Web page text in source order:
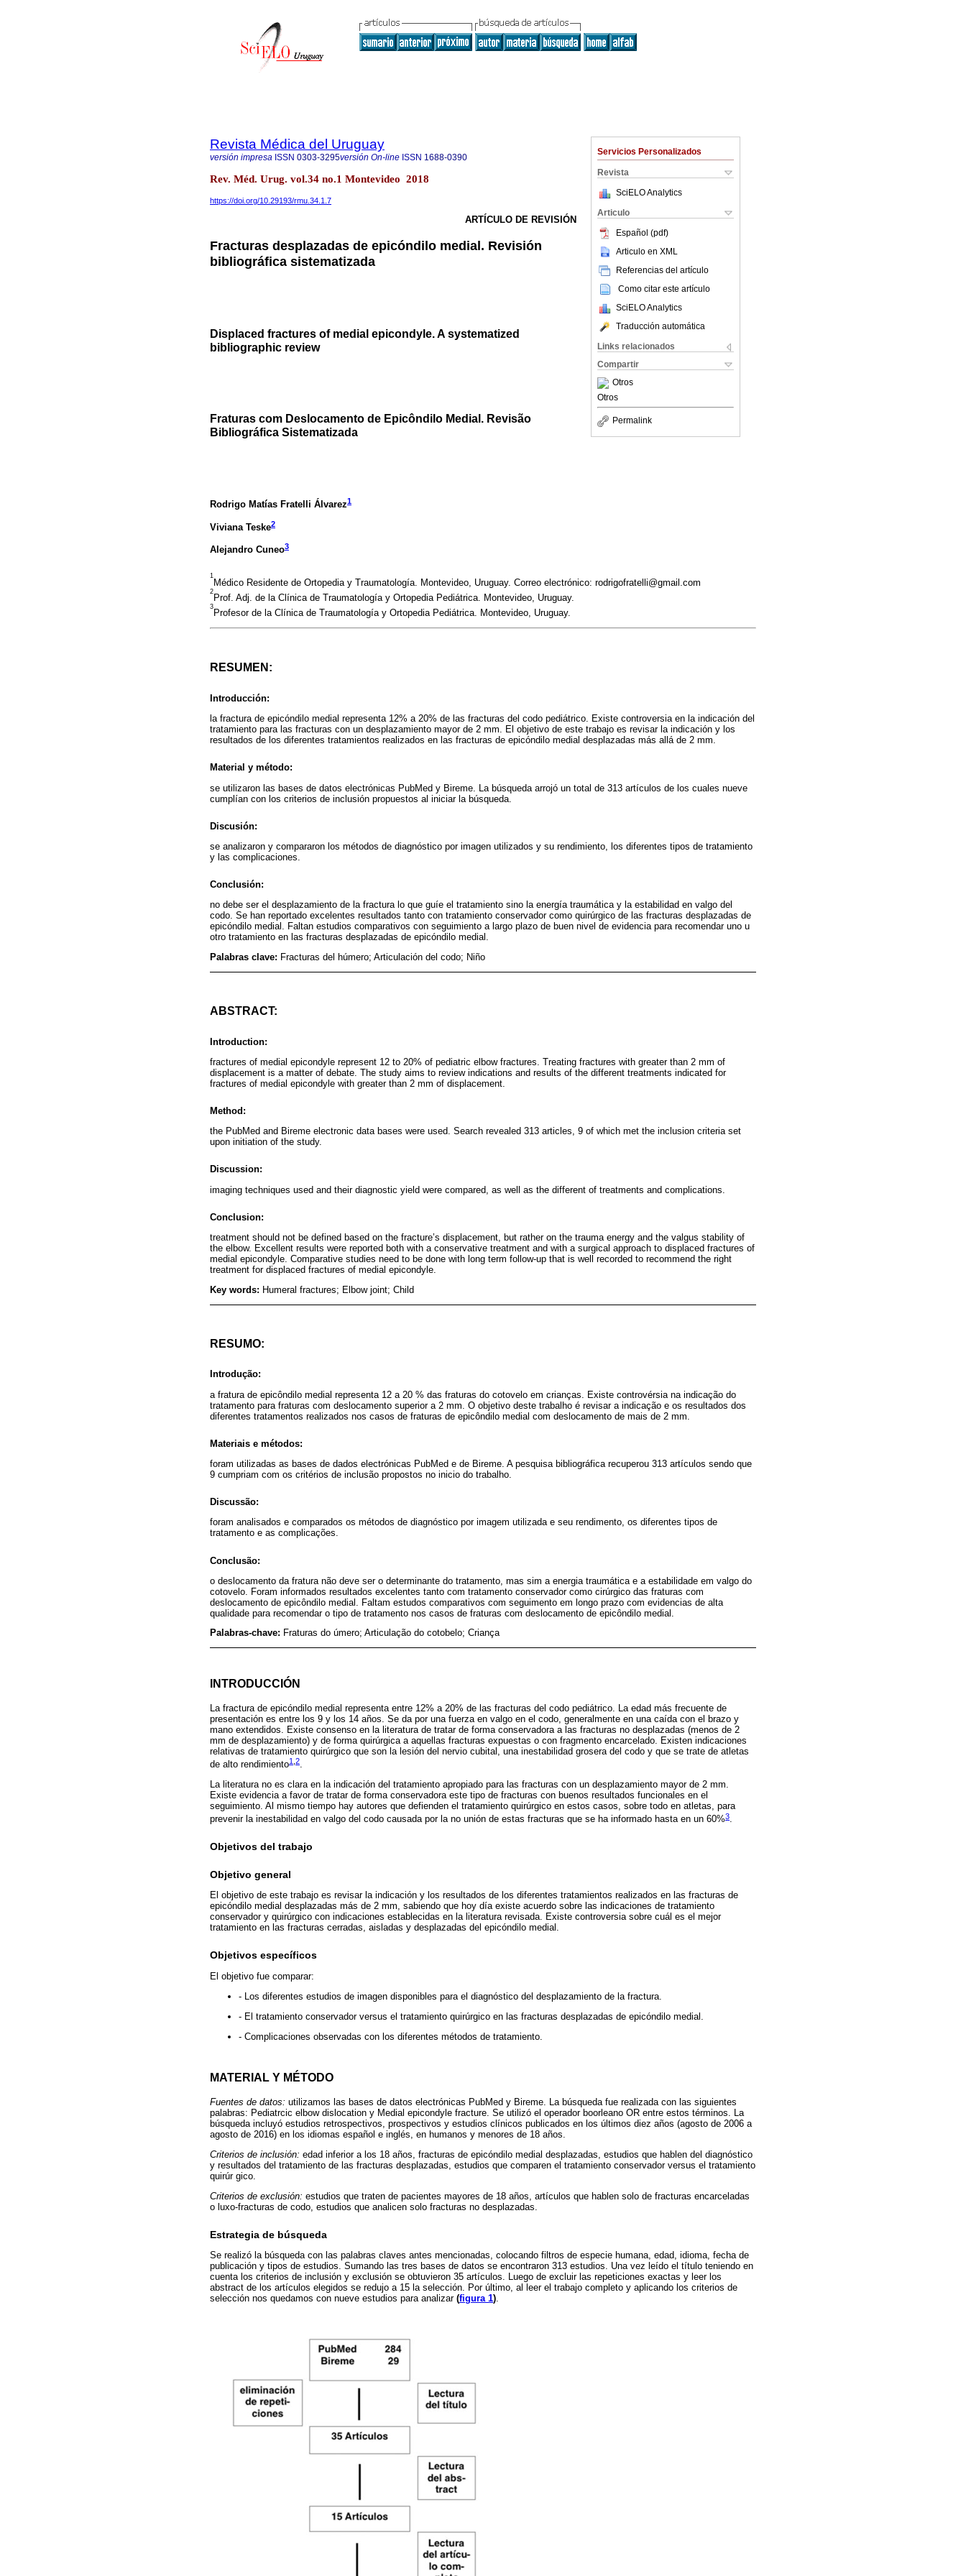
Servicios Personalizados
Revista
SciELO Analytics
Articulo
Español (pdf)
Articulo en XML
Referencias del artículo
Como citar este artículo
SciELO Analytics
Traducción automática
Links relacionados
Compartir
Otros
Otros
Permalink
Revista Médica del Uruguay
versión impresa ISSN 0303-3295versión On-line ISSN 1688-0390
Rev. Méd. Urug. vol.34 no.1 Montevideo 2018
https://doi.org/10.29193/rmu.34.1.7
ARTÍCULO DE REVISIÓN
Fracturas desplazadas de epicóndilo medial. Revisión
bibliográfica sistematizada
Displaced fractures of medial epicondyle. A systematized
bibliographic review
Fraturas com Deslocamento de Epicôndilo Medial. Revisão
Bibliográfica Sistematizada
Rodrigo Matías Fratelli Álvarez1
Viviana Teske2
Alejandro Cuneo3
1
Médico Residente de Ortopedia y Traumatología. Montevideo, Uruguay. Correo electrónico: rodrigofratelli@gmail.com
2
Prof. Adj. de la Clínica de Traumatología y Ortopedia Pediátrica. Montevideo, Uruguay.
3
Profesor de la Clínica de Traumatología y Ortopedia Pediátrica. Montevideo, Uruguay.
RESUMEN:
Introducción:
la fractura de epicóndilo medial representa 12% a 20% de las fracturas del codo pediátrico. Existe controversia en la indicación del
tratamiento para las fracturas con un desplazamiento mayor de 2 mm. El objetivo de este trabajo es revisar la indicación y los
resultados de los diferentes tratamientos realizados en las fracturas de epicóndilo medial desplazadas más allá de 2 mm.
Material y método:
se utilizaron las bases de datos electrónicas PubMed y Bireme. La búsqueda arrojó un total de 313 artículos de los cuales nueve
cumplían con los criterios de inclusión propuestos al iniciar la búsqueda.
Discusión:
se analizaron y compararon los métodos de diagnóstico por imagen utilizados y su rendimiento, los diferentes tipos de tratamiento
y las complicaciones.
Conclusión:
no debe ser el desplazamiento de la fractura lo que guíe el tratamiento sino la energía traumática y la estabilidad en valgo del
codo. Se han reportado excelentes resultados tanto con tratamiento conservador como quirúrgico de las fracturas desplazadas de
epicóndilo medial. Faltan estudios comparativos con seguimiento a largo plazo de buen nivel de evidencia para recomendar uno u
otro tratamiento en las fracturas desplazadas de epicóndilo medial.
Palabras clave: Fracturas del húmero; Articulación del codo; Niño
ABSTRACT:
Introduction:
fractures of medial epicondyle represent 12 to 20% of pediatric elbow fractures. Treating fractures with greater than 2 mm of
displacement is a matter of debate. The study aims to review indications and results of the different treatments indicated for
fractures of medial epicondyle with greater than 2 mm of displacement.
Method:
the PubMed and Bireme electronic data bases were used. Search revealed 313 articles, 9 of which met the inclusion criteria set
upon initiation of the study.
Discussion:
imaging techniques used and their diagnostic yield were compared, as well as the different of treatments and complications.
Conclusion:
treatment should not be defined based on the fracture’s displacement, but rather on the trauma energy and the valgus stability of
the elbow. Excellent results were reported both with a conservative treatment and with a surgical approach to displaced fractures of
medial epicondyle. Comparative studies need to be done with long term follow-up that is well recorded to recommend the right
treatment for displaced fractures of medial epicondyle.
Key words: Humeral fractures; Elbow joint; Child
RESUMO:
Introdução:
a fratura de epicôndilo medial representa 12 a 20 % das fraturas do cotovelo em crianças. Existe controvérsia na indicação do
tratamento para fraturas com deslocamento superior a 2 mm. O objetivo deste trabalho é revisar a indicação e os resultados dos
diferentes tratamentos realizados nos casos de fraturas de epicôndilo medial com deslocamento de mais de 2 mm.
Materiais e métodos:
foram utilizadas as bases de dados electrónicas PubMed e de Bireme. A pesquisa bibliográfica recuperou 313 artículos sendo que
9 cumpriam com os critérios de inclusão propostos no inicio do trabalho.
Discussão:
foram analisados e comparados os métodos de diagnóstico por imagem utilizada e seu rendimento, os diferentes tipos de
tratamento e as complicações.
Conclusão:
o deslocamento da fratura não deve ser o determinante do tratamento, mas sim a energia traumática e a estabilidade em valgo do
cotovelo. Foram informados resultados excelentes tanto com tratamento conservador como cirúrgico das fraturas com
deslocamento de epicôndilo medial. Faltam estudos comparativos com seguimento em longo prazo com evidencias de alta
qualidade para recomendar o tipo de tratamento nos casos de fraturas com deslocamento de epicôndilo medial.
Palabras-chave: Fraturas do úmero; Articulação do cotobelo; Criança
INTRODUCCIÓN
La fractura de epicóndilo medial representa entre 12% a 20% de las fracturas del codo pediátrico. La edad más frecuente de
presentación es entre los 9 y los 14 años. Se da por una fuerza en valgo en el codo, generalmente en una caída con el brazo y
mano extendidos. Existe consenso en la literatura de tratar de forma conservadora a las fracturas no desplazadas (menos de 2
mm de desplazamiento) y de forma quirúrgica a aquellas fracturas expuestas o con fragmento encarcelado. Existen indicaciones
relativas de tratamiento quirúrgico que son la lesión del nervio cubital, una inestabilidad grosera del codo y que se trate de atletas
de alto rendimiento1 2
La literatura no es clara en la indicación del tratamiento apropiado para las fracturas con un desplazamiento mayor de 2 mm.
Existe evidencia a favor de tratar de forma conservadora este tipo de fracturas con buenos resultados funcionales en el
seguimiento. Al mismo tiempo hay autores que defienden el tratamiento quirúrgico en estos casos, sobre todo en atletas, para
prevenir la inestabilidad en valgo del codo causada por la no unión de estas fracturas que se ha informado hasta en un 60%3.
Objetivos del trabajo
Objetivo general
El objetivo de este trabajo es revisar la indicación y los resultados de los diferentes tratamientos realizados en las fracturas de
epicóndilo medial desplazadas más de 2 mm, sabiendo que hoy día existe acuerdo sobre las indicaciones de tratamiento
conservador y quirúrgico con indicaciones establecidas en la literatura revisada. Existe controversia sobre cuál es el mejor
tratamiento en las fracturas cerradas, aisladas y desplazadas del epicóndilo medial.
Objetivos específicos
El objetivo fue comparar:
- Los diferentes estudios de imagen disponibles para el diagnóstico del desplazamiento de la fractura.
- El tratamiento conservador versus el tratamiento quirúrgico en las fracturas desplazadas de epicóndilo medial.
- Complicaciones observadas con los diferentes métodos de tratamiento.
MATERIAL Y MÉTODO
Fuentes de datos: utilizamos las bases de datos electrónicas PubMed y Bireme. La búsqueda fue realizada con las siguientes
palabras: Pediatrcic elbow dislocation y Medial epicondyle fracture. Se utilizó el operador boorleano OR entre estos términos. La
búsqueda incluyó estudios retrospectivos, prospectivos y estudios clínicos publicados en los últimos diez años (agosto de 2006 a
agosto de 2016) en los idiomas español e inglés, en humanos y menores de 18 años.
Criterios de inclusión: edad inferior a los 18 años, fracturas de epicóndilo medial desplazadas, estudios que hablen del diagnóstico
y resultados del tratamiento de las fracturas desplazadas, estudios que comparen el tratamiento conservador versus el tratamiento
quirúr gico.
Criterios de exclusión: estudios que traten de pacientes mayores de 18 años, artículos que hablen solo de fracturas encarceladas
o luxo-fracturas de codo, estudios que analicen solo fracturas no desplazadas.
Estrategia de búsqueda
Se realizó la búsqueda con las palabras claves antes mencionadas, colocando filtros de especie humana, edad, idioma, fecha de
publicación y tipos de estudios. Sumando las tres bases de datos se encontraron 313 estudios. Una vez leído el título teniendo en
cuenta los criterios de inclusión y exclusión se obtuvieron 35 artículos. Luego de excluir las repeticiones exactas y leer los
abstract de los artículos elegidos se redujo a 15 la selección. Por último, al leer el trabajo completo y aplicando los criterios de
selección nos quedamos con nueve estudios para analizar (figura 1).